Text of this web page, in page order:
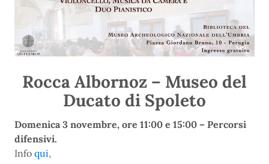
Rocca Albornoz – Museo del
Ducato di Spoleto
Domenica 3 novembre, ore 11:00 e 15:00 – Percorsi
difensivi.
Info qui,